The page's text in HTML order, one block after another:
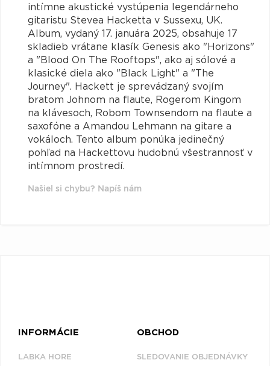
intímne akustické vystúpenia legendárneho
gitaristu Stevea Hacketta v Sussexu, UK.
Album, vydaný 17. januára 2025, obsahuje 17
skladieb vrátane klasík Genesis ako "Horizons"
a "Blood On The Rooftops", ako aj sólové a
klasické diela ako "Black Light" a "The
Journey". Hackett je sprevádzaný svojím
bratom Johnom na flaute, Rogerom Kingom
na klávesoch, Robom Townsendom na flaute a
saxofóne a Amandou Lehmann na gitare a
vokáloch. Tento album ponúka jedinečný
pohľad na Hackettovu hudobnú všestrannosť v
intímnom prostredí.
Našiel si chybu? Napíš nám
INFORMÁCIE
LABKA HORE
OBCHOD
SLEDOVANIE OBJEDNÁVKY